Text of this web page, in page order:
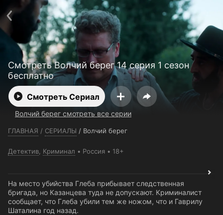
Смотреть Волчий берег 14 серия 1 сезон
бесплатно
Смотреть Сериал
Волчий берег смотреть все серии
ГЛАВНАЯ / СЕРИАЛЫ / Волчий берег
Детектив Криминал Россия 18+
На место убийства Глеба прибывает следственная
бригада, но Казанцева туда не допускают. Криминалист
сообщает, что Глеба убили тем же ножом, что и Гаврилу
Шаталина год назад.
Телефон поддержки: +7 (727) 323 10 92
Пользовательское соглашение
Политика конфиденциальности
Открыть приложение
Ввести промокод